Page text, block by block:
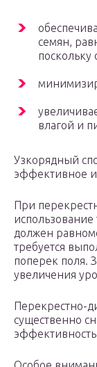
семян,
влагой и
Узкорядный
эффективное
При
использование
должен
требуется
поперек поля.
увеличения
Перекрестно-
существенно